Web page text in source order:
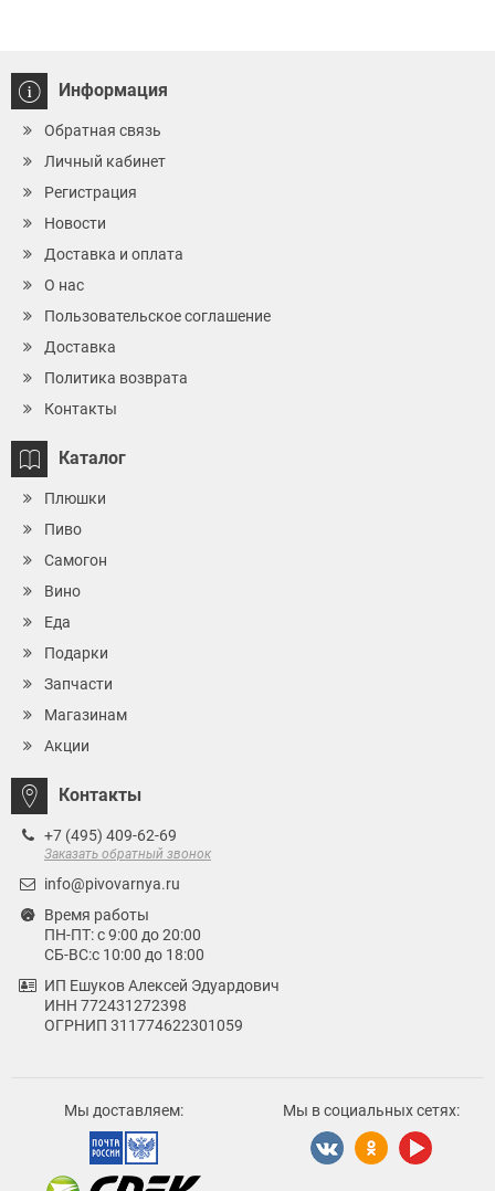
Информация
Обратная связь
Личный кабинет
Регистрация
Новости
Доставка и оплата
О нас
Пользовательское соглашение
Доставка
Политика возврата
Контакты
Каталог
Плюшки
Пиво
Самогон
Вино
Еда
Подарки
Запчасти
Магазинам
Акции
Контакты
+7 (495) 409-62-69
Заказать обратный звонок
info@pivovarnya.ru
Время работы
ПН-ПТ: с 9:00 до 20:00
СБ-ВС:с 10:00 до 18:00
ИП Ешуков Алексей Эдуардович
ИНН 772431272398
ОГРНИП 311774622301059
Мы доставляем: Мы в социальных сетях: